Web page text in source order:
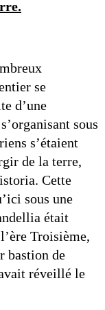
se
d’une
sous
s’étaient
de la terre,
Cette
sous une
était
Troisième,
bastion de
réveillé le